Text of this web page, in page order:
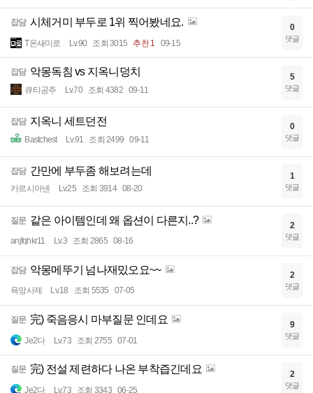
잡담 시체거미 부두로 1위 찍어봤네요.
T온새미로 Lv.90 조회 3015 추천 1 09-15
0
댓글
잡담 악몽독침 vs 지옥니덩치
큐티공주 Lv.70 조회 4382 09-11
5
댓글
잡담 지옥니 세트던전
Bastchest Lv.91 조회 2499 09-11
0
댓글
잡담 간만에 부두좀 해보려는데
카르시아넨 Lv.25 조회 3914 08-20
1
댓글
질문 같은 아이템인데 왜 옵션이 다른지..?
anjfqhkr11 Lv.3 조회 2865 08-16
2
댓글
잡담 악몽메뚜기 넘나재밌오요~~
욕망사제 Lv.18 조회 5535 07-05
2
댓글
질문 完) 죽음응시 마부질문 인데요
Je2다 Lv.73 조회 2755 07-01
9
댓글
질문 完) 전설 제련하다 나온 부착즙긴데요
Je2다 Lv.73 조회 3343 06-25
2
댓글